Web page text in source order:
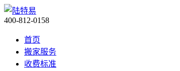
400-812-0158
首页
搬家服务
收费标准